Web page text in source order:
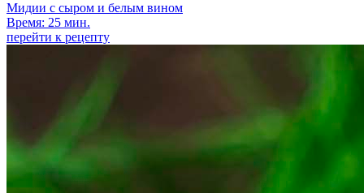
Мидии с сыром и белым вином
Время: 25 мин.
перейти к рецепту